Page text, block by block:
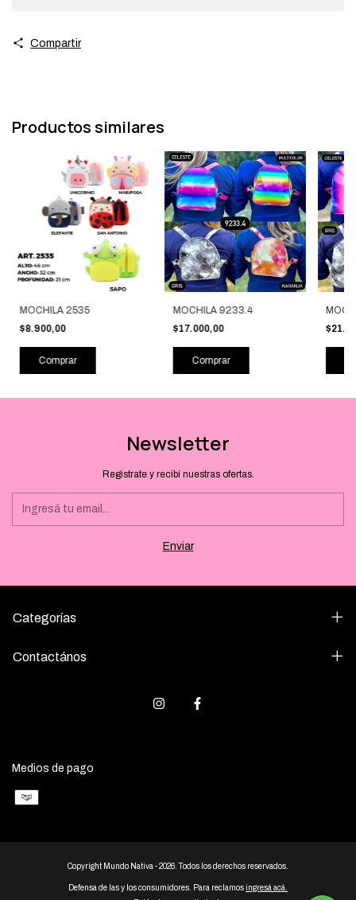
Compartir
Productos similares
MOCHILA 2535
$8.900,00
Comprar
MOCHILA 9233.4
$17.000,00
Comprar
Newsletter
Registrate y recibí nuestras ofertas.
Categorías
Contactános
Medios de pago
Copyright Mundo Nativa - 2026. Todos los derechos reservados.
Defensa de las y los consumidores. Para reclamos ingresá acá.